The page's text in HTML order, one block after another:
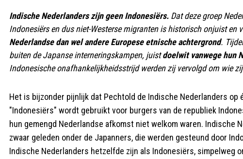
Indische Nederlanders zijn geen Indonesiërs. Dat deze groep
Indonesiërs en dus niet-Westerse migranten is historisch onjuist en
Nederlandse dan wel andere Europese etnische achtergrond.
buiten de Japanse interneringskampen, juistdoelwit vanwege hun
Indonesische onafhankelijkheidsstrijd werden zij vervolgd om wie
Het is bijzonder pijnlijk dat Pechtold de Indische Nederlanders op
"Indonesiërs" wordt gebruikt voor burgers van de republiek
hun gemengd Nederlandse afkomst niet welkom waren. Indische
zwaar geleden onder de Japanners, die werden gesteund door
Indische Nederlanders hetzelfde zijn als Indonesiërs, simpelweg